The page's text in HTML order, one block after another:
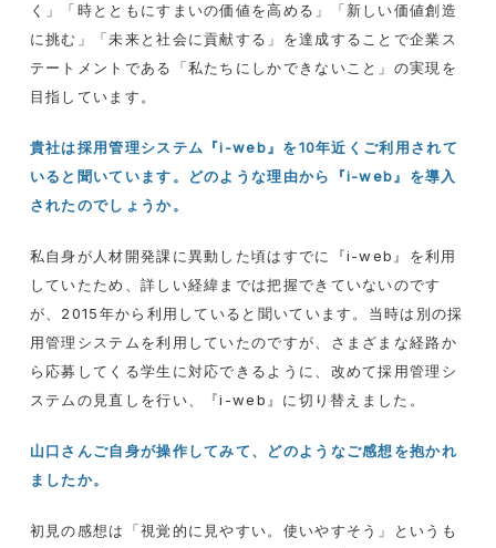
く」「時とともにすまいの価値を高める」「新しい価値創造
に挑む」「未来と社会に貢献する」を達成することで企業ス
テートメントである「私たちにしかできないこと」の実現を
目指しています。
貴社は採用管理システム『i-web』を10年近くご利用されて
いると聞いています。どのような理由から『i-web』を導入
されたのでしょうか。
私自身が人材開発課に異動した頃はすでに『i-web』を利用
していたため、詳しい経緯までは把握できていないのです
が、2015年から利用していると聞いています。当時は別の採
用管理システムを利用していたのですが、さまざまな経路か
ら応募してくる学生に対応できるように、改めて採用管理シ
ステムの見直しを行い、『i-web』に切り替えました。
山口さんご自身が操作してみて、どのようなご感想を抱かれ
ましたか。
初見の感想は「視覚的に見やすい。使いやすそう」というも